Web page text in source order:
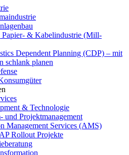
& Kabelindustrie (Mill-
Dependent Planning (CDP) – mit
schlank planen
& Technologie
und Projektmanagement
Management Services (AMS)
Rollout Projekte